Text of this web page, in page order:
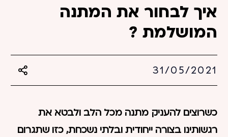
איך לבחור את המתנה
המושלמת ?
31/05/2021
כשרוצים להעניק מתנה מכל הלב ולבטא את
רגשותינו בצורה ייחודית ובלתי נשכחת, כזו שתגרום